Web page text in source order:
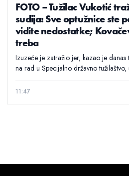
FOTO – Tužilac Vukotić
sudija: Sve optužnice ste
vidite nedostatke;
treba
Izuzeće je zatražio jer, kazao je danas
na rad u Specijalno državno tužilaštvo,
11:47